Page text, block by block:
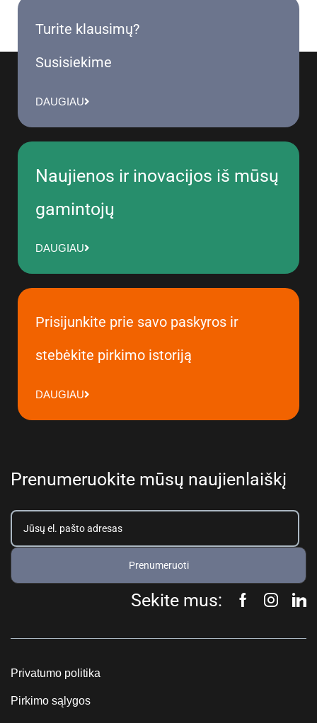
Turite klausimų?
Susisiekime
DAUGIAU
Naujienos ir inovacijos iš mūsų
gamintojų
DAUGIAU
Prisijunkite prie savo paskyros ir
stebėkite pirkimo istoriją
DAUGIAU
Prenumeruokite mūsų naujienlaiškį
Prenumeruoti
Sekite mus:
Privatumo politika
Pirkimo sąlygos